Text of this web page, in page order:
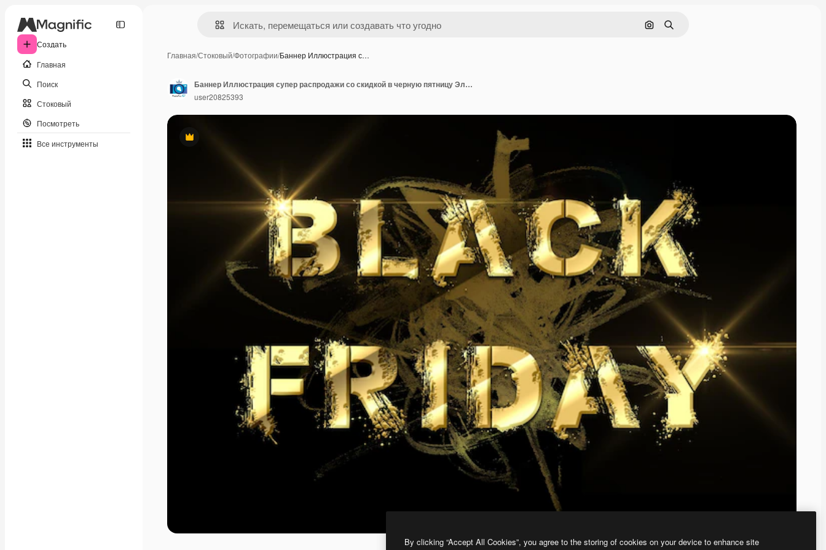
Создать
Главная
Поиск
Стоковый
Посмотреть
Все инструменты
Поиск по изображению
Поиск
Главная/Стоковый/Фотографии/Баннер Иллюстрация с…
Премиум
Баннер Иллюстрация супер распродажи со скидкой в черную пятницу Элемент дизайна для продажи баннеров плакатов открыток Рекламный маркетинговый дисконт
user20825393
By clicking “Accept All Cookies”, you agree to the storing of cookies on your device to enhance site